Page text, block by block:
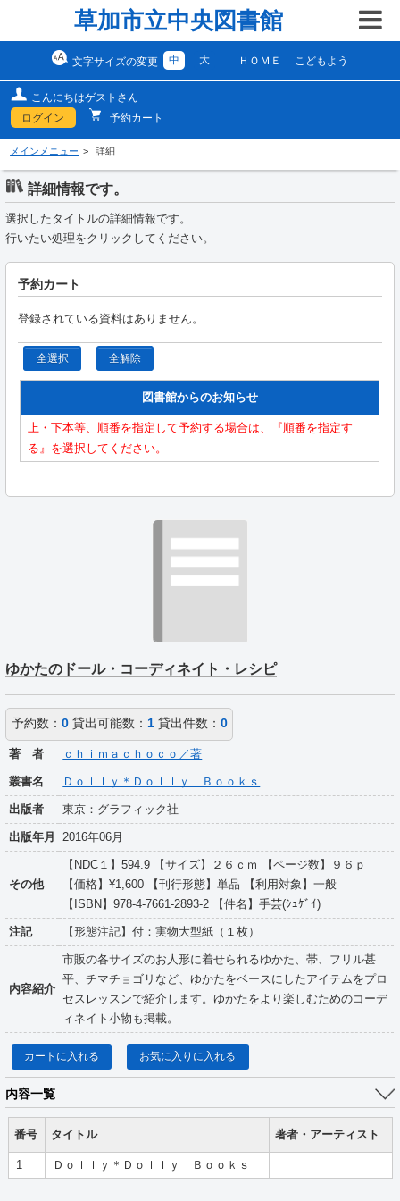
草加市立中央図書館
文字サイズの変更 中 大 ＨＯＭＥ こどもよう
こんにちはゲストさん
ログイン
予約カート
メインメニュー 詳細
詳細情報です。
選択したタイトルの詳細情報です。
行いたい処理をクリックしてください。
予約カート
登録されている資料はありません。
全選択 全解除
図書館からのお知らせ
上・下本等、順番を指定して予約する場合は、『順番を指定す
る』を選択してください。
ゆかたのドール・コーディネイト・レシピ
予約数： 0貸出可能数： 1貸出件数： 0
著 者 ｃｈｉｍａｃｈｏｃｏ／著
叢書名 Ｄｏｌｌｙ＊Ｄｏｌｌｙ Ｂｏｏｋｓ
出版者 東京：グラフィック社
出版年月 2016年06月
その他
【NDC１】594.9 【サイズ】２６ｃｍ 【ページ数】９６ｐ
【価格】¥1,600 【刊行形態】単品 【利用対象】一般
【ISBN】978-4-7661-2893-2 【件名】手芸(ｼｭｹﾞｲ)
注記 【形態注記】付：実物大型紙（１枚）
内容紹介
市販の各サイズのお人形に着せられるゆかた、帯、フリル甚
平、チマチョゴリなど、ゆかたをベースにしたアイテムをプロ
セスレッスンで紹介します。ゆかたをより楽しむためのコーデ
ィネイト小物も掲載。
カートに入れる お気に入りに入れる
内容一覧
番号 タイトル 著者・アーティスト
1 Ｄｏｌｌｙ＊Ｄｏｌｌｙ Ｂｏｏｋｓ